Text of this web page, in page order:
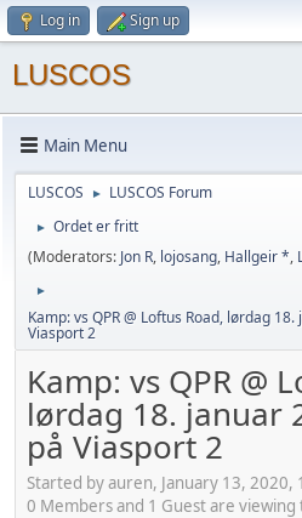
Log in Sign up
LUSCOS
Main Menu
LUSCOS ► LUSCOS Forum
►
Ordet er fritt
(Moderators: Jon R, lojosang, Hallgeir *,
►
Kamp: vs QPR @ Loftus Road, lørdag
Viasport 2
Kamp: vs QPR @
lørdag 18. januar
på Viasport 2
Started by auren, January 13, 2020,
0 Members and 1 Guest are viewing